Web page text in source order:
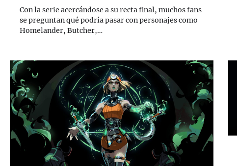
Con la serie acercándose a su recta final, muchos fans
se preguntan qué podría pasar con personajes como
Homelander, Butcher,…